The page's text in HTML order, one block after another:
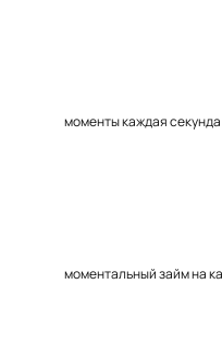
моменты каждая
моментальный займ на